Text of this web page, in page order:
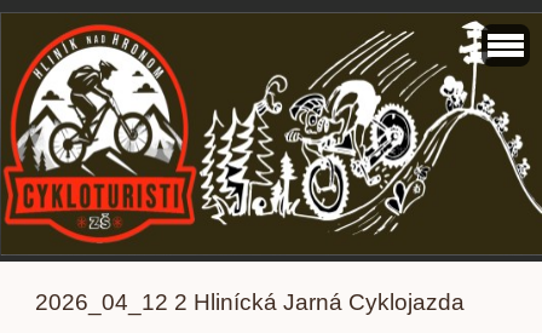
2026_04_12 2 Hlinícká Jarná Cyklojazda